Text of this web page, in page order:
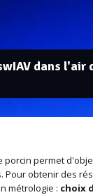
dans l'air
porcin permet
obtenir des
métrologie : choix